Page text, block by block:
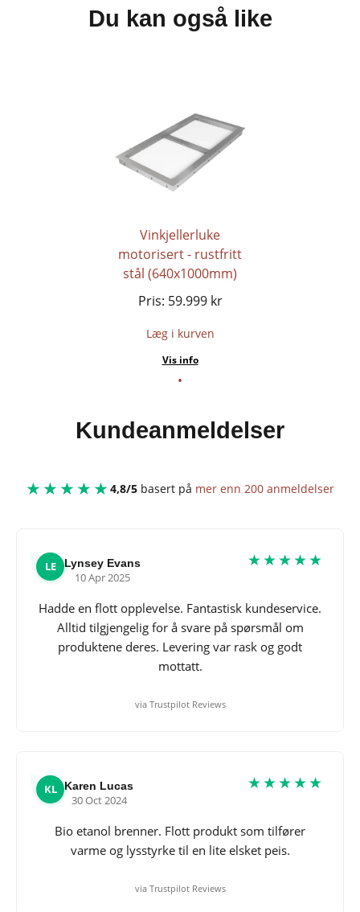
Du kan også like
Vinkjellerluke
motorisert - rustfritt
stål (640x1000mm)
Pris: 59.999kr
Læg i kurven
Vis info
Kundeanmeldelser
★★★★★ 4,8/5 basert på mer enn 200 anmeldelser
LE Lynsey Evans
10 Apr 2025
★★★★★
Hadde en flott opplevelse. Fantastisk kundeservice.
Alltid tilgjengelig for å svare på spørsmål om
produktene deres. Levering var rask og godt
mottatt.
via Trustpilot Reviews
KL Karen Lucas
30 Oct 2024
★★★★★
Bio etanol brenner. Flott produkt som tilfører
varme og lysstyrke til en lite elsket peis.
via Trustpilot Reviews